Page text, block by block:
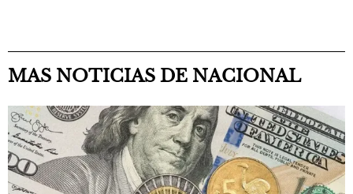
MAS NOTICIAS DE NACIONAL